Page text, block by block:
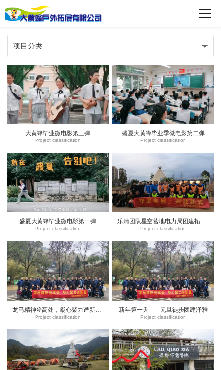

项目分类
大黄蜂毕业微电影第三弹
Project classification
盛夏大黄蜂毕业季微电影第二弹
Project classification
盛夏大黄蜂毕业微电影第一弹
Project classification
乐清团队星空营地电力局团建拓展活动之飞盘嘉年华
Project classification
龙马精神登高处，凝心聚力谱新篇——建设登高七瀑涧团队
Project classification
新年第一天——元旦徒步团建泽雅
Project classification